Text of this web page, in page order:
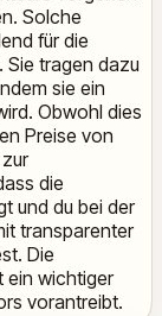
Solche
für die
Sie tragen dazu
sie ein
Obwohl dies
Preise von
die
und du bei der
transparenter
Die
ein wichtiger
vorantreibt.